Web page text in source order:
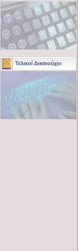
Τελικοί Δικαιούχοι